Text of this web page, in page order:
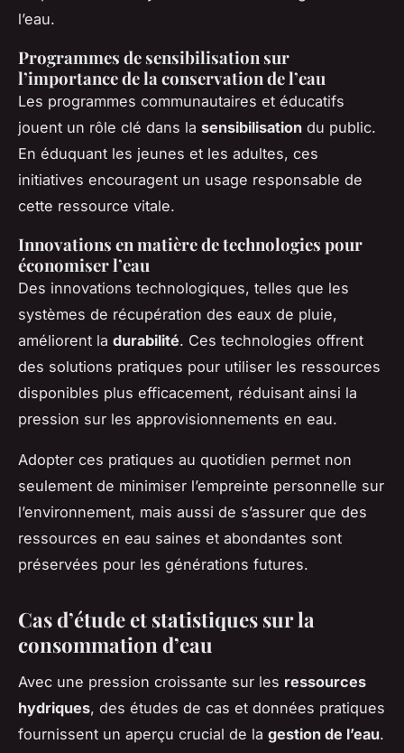
l’eau.
Programmes de sensibilisation sur
l’importance de la conservation de l’eau
Les programmes communautaires et éducatifs
jouent un rôle clé dans la sensibilisation du public.
En éduquant les jeunes et les adultes, ces
initiatives encouragent un usage responsable de
cette ressource vitale.
Innovations en matière de technologies pour
économiser l’eau
Des innovations technologiques, telles que les
systèmes de récupération des eaux de pluie,
améliorent la durabilité. Ces technologies offrent
des solutions pratiques pour utiliser les ressources
disponibles plus efficacement, réduisant ainsi la
pression sur les approvisionnements en eau.
Adopter ces pratiques au quotidien permet non
seulement de minimiser l’empreinte personnelle sur
l’environnement, mais aussi de s’assurer que des
ressources en eau saines et abondantes sont
préservées pour les générations futures.
Cas d’étude et statistiques sur la
consommation d’eau
Avec une pression croissante sur les ressources
hydriques, des études de cas et données pratiques
fournissent un aperçu crucial de la gestion de l’eau.